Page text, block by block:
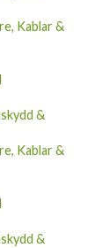
Kablar &
&
Kablar &
&